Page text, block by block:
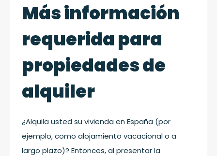
Más información
requerida para
propiedades de
alquiler
¿Alquila usted su vivienda en España (por
ejemplo, como alojamiento vacacional o a
largo plazo)? Entonces, al presentar la